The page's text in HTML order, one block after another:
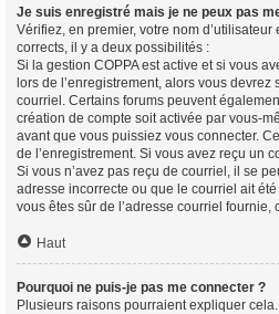
Je suis enregistré mais je ne peux pas
Vérifiez, en premier, votre nom d’utilisateur
corrects, il y a deux possibilités :
Si la gestion COPPA est active et si vous
lors de l’enregistrement, alors vous
courriel. Certains forums peuvent
création de compte soit activée par vous-
avant que vous puissiez vous connecter.
de l’enregistrement. Si vous avez reçu un
Si vous n’avez pas reçu de courriel, il se
adresse incorrecte ou que le courriel ait
vous êtes sûr de l’adresse courriel fournie,
Haut
Pourquoi ne puis-je pas me connecter ?
Plusieurs raisons pourraient expliquer